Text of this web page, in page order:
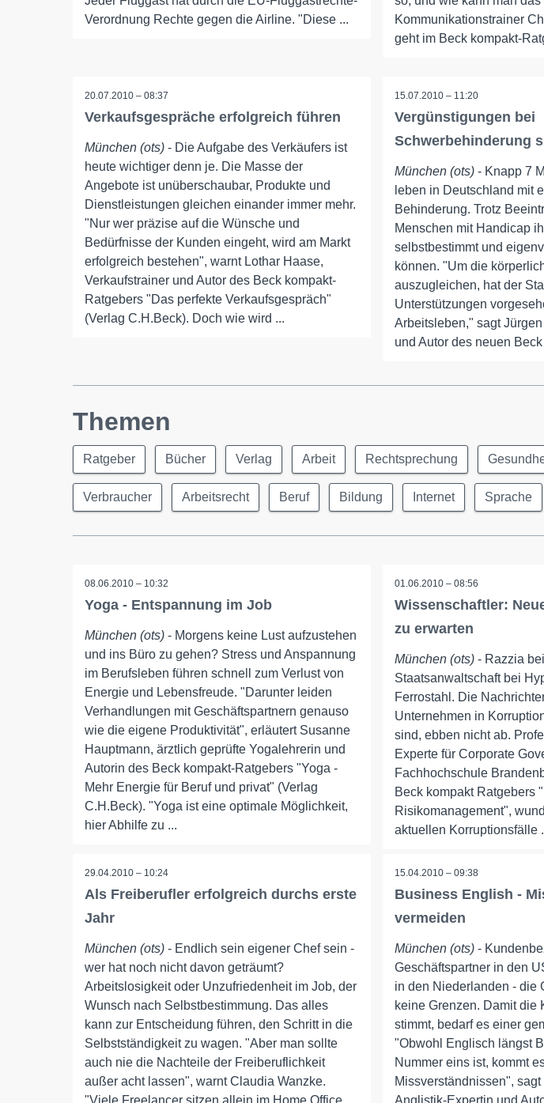
Verordnung Rechte gegen die Airline. "Diese ...
Kommunikationstrainer
geht im Beck kompakt-
20.07.2010 – 08:37
Verkaufsgespräche erfolgreich führen
München (ots) - Die Aufgabe des Verkäufers ist
heute wichtiger denn je. Die Masse der
Angebote ist unüberschaubar, Produkte und
Dienstleistungen gleichen einander immer mehr.
"Nur wer präzise auf die Wünsche und
Bedürfnisse der Kunden eingeht, wird am Markt
erfolgreich bestehen", warnt Lothar Haase,
Verkaufstrainer und Autor des Beck kompakt-
Ratgebers "Das perfekte Verkaufsgespräch"
(Verlag C.H.Beck). Doch wie wird ...
15.07.2010 – 11:20
Vergünstigungen bei
Schwerbehinderung
München (ots)- Knapp 7
leben in Deutschland mit
Behinderung. Trotz
Menschen mit Handicap
selbstbestimmt und
können. "Um die
auszugleichen, hat der
Unterstützungen
Arbeitsleben," sagt
und Autor des neuen Beck
Themen
Ratgeber Bücher Verlag Arbeit Rechtsprechung
Verbraucher Arbeitsrecht Beruf Bildung Internet Sprache
08.06.2010 – 10:32
Yoga - Entspannung im Job
München (ots) - Morgens keine Lust aufzustehen
und ins Büro zu gehen? Stress und Anspannung
im Berufsleben führen schnell zum Verlust von
Energie und Lebensfreude. "Darunter leiden
Verhandlungen mit Geschäftspartnern genauso
wie die eigene Produktivität", erläutert Susanne
Hauptmann, ärztlich geprüfte Yogalehrerin und
Autorin des Beck kompakt-Ratgebers "Yoga -
Mehr Energie für Beruf und privat" (Verlag
C.H.Beck). "Yoga ist eine optimale Möglichkeit,
hier Abhilfe zu ...
01.06.2010 – 08:56
Wissenschaftler:
zu erwarten
München (ots)- Razzia
Staatsanwaltschaft bei
Ferrostahl. Die
Unternehmen in
sind, ebben nicht ab.
Experte für Corporate
Fachhochschule
Beck kompakt Ratgebers
Risikomanagement",
aktuellen Korruptionsfälle
29.04.2010 – 10:24
Als Freiberufler erfolgreich durchs erste
Jahr
München (ots) - Endlich sein eigener Chef sein -
wer hat noch nicht davon geträumt?
Arbeitslosigkeit oder Unzufriedenheit im Job, der
Wunsch nach Selbstbestimmung. Das alles
kann zur Entscheidung führen, den Schritt in die
Selbstständigkeit zu wagen. "Aber man sollte
auch nie die Nachteile der Freiberuflichkeit
außer acht lassen", warnt Claudia Wanzke.
"Viele Freelancer sitzen allein im Home Office,
15.04.2010 – 09:38
Business English -
vermeiden
München (ots)-
Geschäftspartner in den
in den Niederlanden - die
keine Grenzen. Damit die
stimmt, bedarf es einer
"Obwohl Englisch längst
Nummer eins ist, kommt
Missverständnissen",
Anglistik-Expertin und